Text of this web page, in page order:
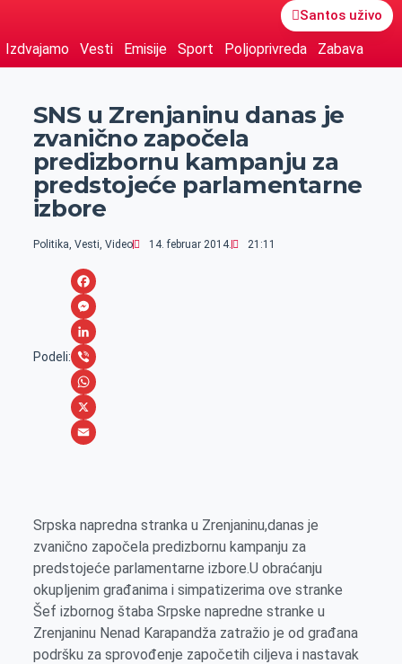
Santos uživo
Izdvajamo Vesti Emisije Sport Poljoprivreda Zabava
SNS u Zrenjaninu danas je
zvanično započela
predizbornu kampanju za
predstojeće parlamentarne
izbore
Politika, Vesti, Video 14. februar 2014. 21:11
Podeli:
F
a
c
e
b
o
M
e
s
s
e
r
L
i
n
k
n
V
i
b
W
h
A
X
i
Srpska napredna stranka u Zrenjaninu,danas je
zvanično započela predizbornu kampanju za
predstojeće parlamentarne izbore.U obraćanju
okupljenim građanima i simpatizerima ove stranke
Šef izbornog štaba Srpske napredne stranke u
Zrenjaninu Nenad Karapandža zatražio je od građana
podršku za sprovođenje započetih ciljeva i nastavak